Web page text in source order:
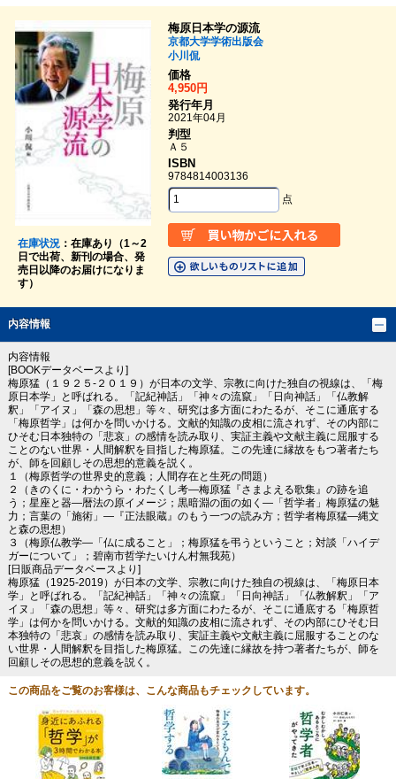
在庫状況：在庫あり（1～2
日で出荷、新刊の場合、発
売日以降のお届けになりま
す）
梅原日本学の源流
京都大学学術出版会
小川侃
価格
4,950円
発行年月
2021年04月
判型
Ａ５
ISBN
9784814003136
点
内容情報
内容情報
[BOOKデータベースより]
梅原猛（１９２５‐２０１９）が日本の文学、宗教に向けた独自の視線は、「梅
原日本学」と呼ばれる。「記紀神話」「神々の流竄」「日向神話」「仏教解
釈」「アイヌ」「森の思想」等々、研究は多方面にわたるが、そこに通底する
「梅原哲学」は何かを問いかける。文献的知識の皮相に流されず、その内部に
ひそむ日本独特の「悲哀」の感情を読み取り、実証主義や文献主義に屈服する
ことのない世界・人間解釈を目指した梅原猛。この先達に縁故をもつ著者たち
が、師を回顧しその思想的意義を説く。
１（梅原哲学の世界史的意義；人間存在と生死の問題）
２（きのくに・わかうら・わたくし考―梅原猛『さまよえる歌集』の跡を追
う；星座と器―暦法の原イメージ；黒暗淵の面の如く―「哲学者」梅原猛の魅
力；言葉の「施術」―『正法眼蔵』のもう一つの読み方；哲学者梅原猛―縄文
と森の思想）
３（梅原仏教学―「仏に成ること」；梅原猛を弔うということ；対談「ハイデ
ガーについて」；碧南市哲学たいけん村無我苑）
[日販商品データベースより]
梅原猛（1925-2019）が日本の文学、宗教に向けた独自の視線は、「梅原日本
学」と呼ばれる。「記紀神話」「神々の流竄」「日向神話」「仏教解釈」「ア
イヌ」「森の思想」等々、研究は多方面にわたるが、そこに通底する「梅原哲
学」は何かを問いかける。文献的知識の皮相に流されず、その内部にひそむ日
本独特の「悲哀」の感情を読み取り、実証主義や文献主義に屈服することのな
い世界・人間解釈を目指した梅原猛。この先達に縁故を持つ著者たちが、師を
回顧しその思想的意義を説く。
この商品をご覧のお客様は、こんな商品もチェックしています。